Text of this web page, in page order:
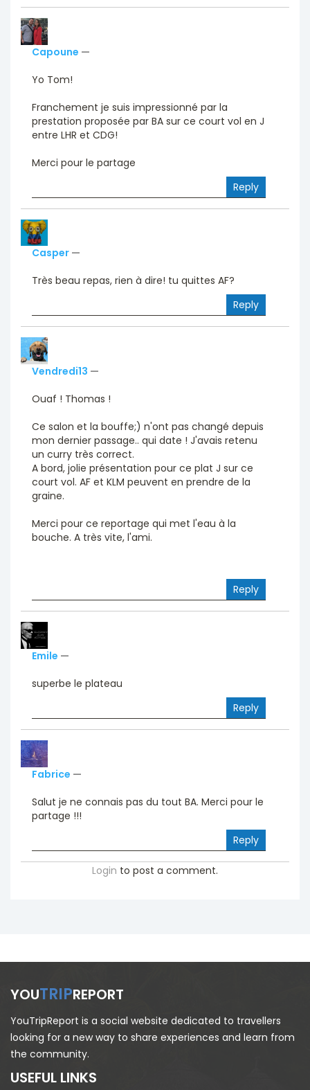
Capoune —
Yo Tom!
Franchement je suis impressionné par la
prestation proposée par BA sur ce court vol en J
entre LHR et CDG!
Merci pour le partage
Reply
Casper —
Très beau repas, rien à dire! tu quittes AF?
Reply
Vendredi13 —
Ouaf ! Thomas !
Ce salon et la bouffe;) n'ont pas changé depuis
mon dernier passage.. qui date ! J'avais retenu
un curry très correct.
A bord, jolie présentation pour ce plat J sur ce
court vol. AF et KLM peuvent en prendre de la
graine.
Merci pour ce reportage qui met l'eau à la
bouche. A très vite, l'ami.
Reply
Emile —
superbe le plateau
Reply
Fabrice —
Salut je ne connais pas du tout BA. Merci pour le
partage !!!
Reply
Login to post a comment.
YOUTRIPREPORT
YouTripReport is a social website dedicated to travellers
looking for a new way to share experiences and learn from
the community.
USEFUL LINKS